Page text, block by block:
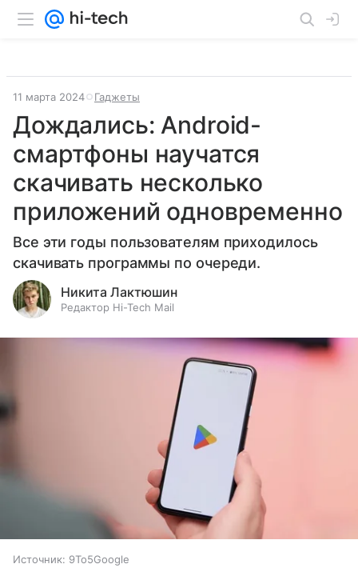
11 марта 2024 Гаджеты
Дождались: Android-
смартфоны научатся
скачивать несколько
приложений одновременно
Все эти годы пользователям приходилось
скачивать программы по очереди.
Никита Лактюшин
Редактор Hi-Tech Mail
Источник: 9To5Google